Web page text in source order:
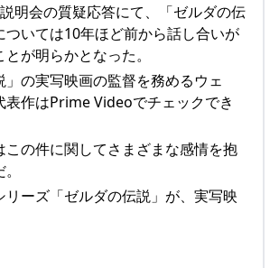
明会の質疑応答にて、「ゼルダの伝
ついては10年ほど前から話し合いが
が明らかとなった。
」の実写映画の監督を務めるウェ
表作はPrime Videoでチェックでき
この件に関してさまざまな感情を抱
リーズ「ゼルダの伝説」が、実写映